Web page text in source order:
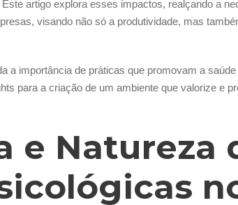
artigo explora esses impactos, realçando a
visando não só a produtividade, mas
a importância de práticas que promovam a
para a criação de um ambiente que valorize e
e Natureza